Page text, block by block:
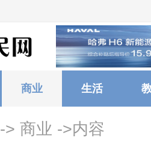
商业 生活
-> 商业 ->内容